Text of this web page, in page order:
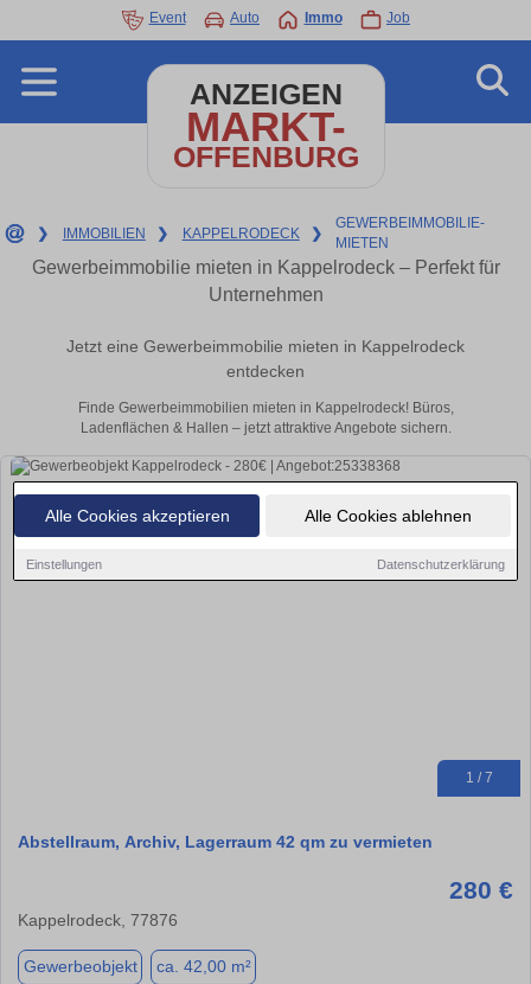
Alle Cookies akzeptieren Alle Cookies ablehnen
Einstellungen Datenschutzerklärung
Event Auto Immo Job
ANZEIGEN
MARKT-
OFFENBURG
❯ IMMOBILIEN ❯ KAPPELRODECK ❯
GEWERBEIMMOBILIE-
MIETEN
Gewerbeimmobilie mieten in Kappelrodeck – Perfekt für
Unternehmen
Jetzt eine Gewerbeimmobilie mieten in Kappelrodeck
entdecken
Finde Gewerbeimmobilien mieten in Kappelrodeck! Büros,
Ladenflächen & Hallen – jetzt attraktive Angebote sichern.
1 / 7
Abstellraum, Archiv, Lagerraum 42 qm zu vermieten
280 €
Kappelrodeck, 77876
Gewerbeobjekt ca. 42,00 m²